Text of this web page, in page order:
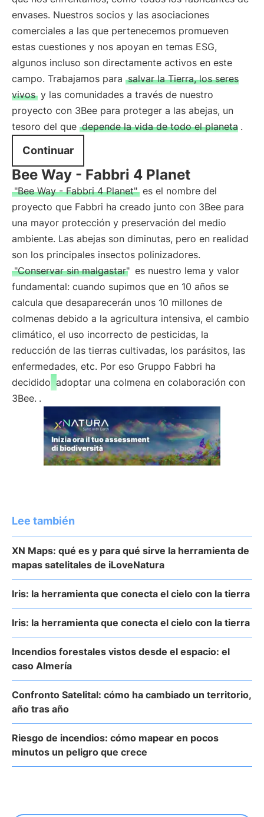
envases. Nuestros socios y las asociaciones
comerciales a las que pertenecemos promueven
estas cuestiones y nos apoyan en temas ESG,
algunos incluso son directamente activos en este
campo. Trabajamos para salvar la Tierra, los seres
vivos y las comunidades a través de nuestro
proyecto con 3Bee para proteger a las abejas, un
tesoro del que depende la vida de todo el planeta .
Continuar
Bee Way - Fabbri 4 Planet
"Bee Way - Fabbri 4 Planet" es el nombre del
proyecto que Fabbri ha creado junto con 3Bee para
una mayor protección y preservación del medio
ambiente. Las abejas son diminutas, pero en realidad
son los principales insectos polinizadores.
"Conservar sin malgastar" es nuestro lema y valor
fundamental: cuando supimos que en 10 años se
calcula que desaparecerán unos 10 millones de
colmenas debido a la agricultura intensiva, el cambio
climático, el uso incorrecto de pesticidas, la
reducción de las tierras cultivadas, los parásitos, las
enfermedades, etc. Por eso Gruppo Fabbri ha
decidido adoptar una colmena en colaboración con
3Bee. .
Lee también
XN Maps: qué es y para qué sirve la herramienta de
mapas satelitales de iLoveNatura
Iris: la herramienta que conecta el cielo con la tierra
Iris: la herramienta que conecta el cielo con la tierra
Incendios forestales vistos desde el espacio: el
caso Almería
Confronto Satelital: cómo ha cambiado un territorio,
año tras año
Riesgo de incendios: cómo mapear en pocos
minutos un peligro que crece